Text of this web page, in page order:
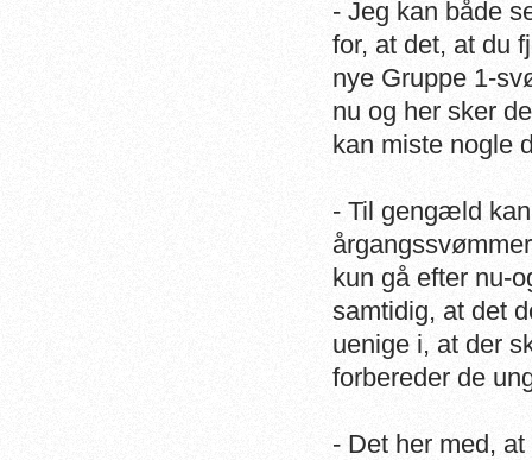
- Jeg kan både
for, at det, at du
nye Gruppe 1-
nu og her sker
kan miste nogle
- Til gengæld
kun gå efter nu-
samtidig, at det
uenige i, at der
forbereder de
- Det her med,